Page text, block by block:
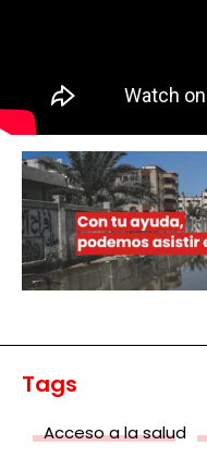
Tags
Acceso a la salud